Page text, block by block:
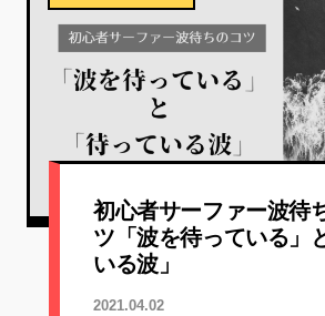
初心者サーファー波待
ツ「波を待っている」
いる波」
2021.04.02